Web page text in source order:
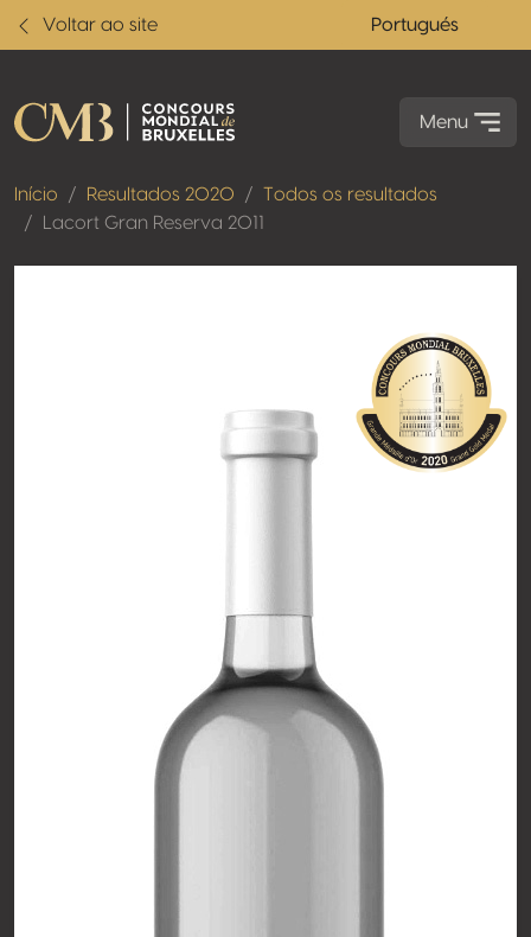
Voltar ao site Portugués
Menu
Início Resultados 2020
Todos os resultados
Lacort Gran Reserva 2011